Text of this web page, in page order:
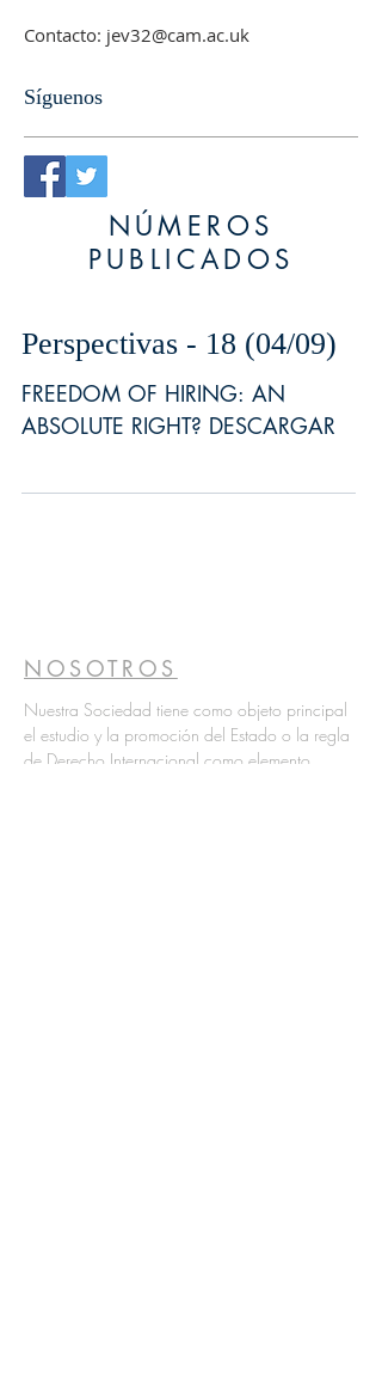
Contacto: jev32@cam.ac.uk
Síguenos
NÚMEROS
PUBLICADOS
Perspectivas - 18 (04/09)
FREEDOM OF HIRING: AN
ABSOLUTE RIGHT? DESCARGAR
NOSOTROS
Nuestra Sociedad tiene como objeto principal
el estudio y la promoción del Estado o la regla
de Derecho Internacional como elemento